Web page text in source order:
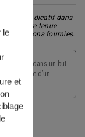
indicatif dans
être tenue
informations fournies.
indicatif dans un but
d’un
le
et